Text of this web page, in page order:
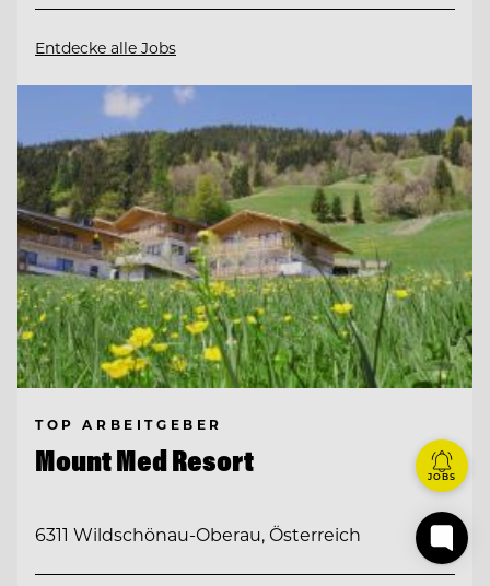
Entdecke alle Jobs
TOP ARBEITGEBER
Mount Med Resort
6311 Wildschönau-Oberau, Österreich
JOBS